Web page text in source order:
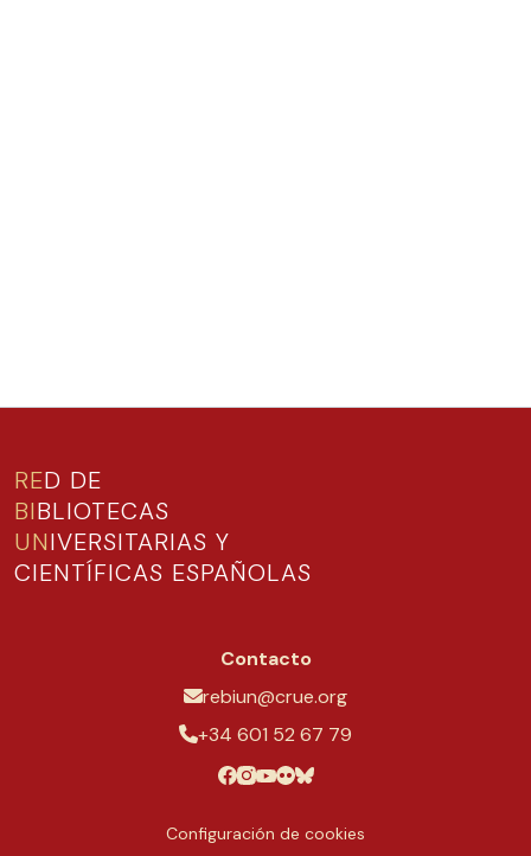
RED DE
BIBLIOTECAS
UNIVERSITARIAS Y
CIENTÍFICAS ESPAÑOLAS
Contacto
rebiun@crue.org
+34 601 52 67 79
Configuración de cookies